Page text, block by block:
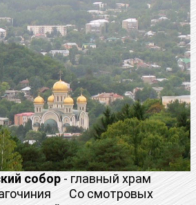
собор - главный храм
Со смотровых